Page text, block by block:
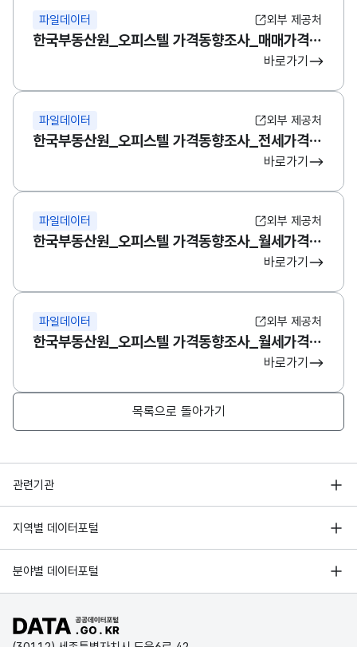
파일데이터 외부 제공처
한국부동산원_오피스텔 가격동향조사_매매가격지수(시계열)
바로가기
파일데이터 외부 제공처
한국부동산원_오피스텔 가격동향조사_전세가격지수(규모별)
바로가기
파일데이터 외부 제공처
한국부동산원_오피스텔 가격동향조사_월세가격지수(시계열)
바로가기
파일데이터 외부 제공처
한국부동산원_오피스텔 가격동향조사_월세가격지수(규모별)
바로가기
목록으로 돌아가기
관련기관
행정안전부
한국지능정보사회진흥원
국가정보자원관리원
지역별 데이터포털
서울 열린데이터광장
경기데이터드림
D-데이터허브
인천데이터포털
분야별 데이터포털
기상자료개방포털
국토교통부 공간정보오픈플랫폼
환경부 환경데이터포털
공공데이터포털 바로가기